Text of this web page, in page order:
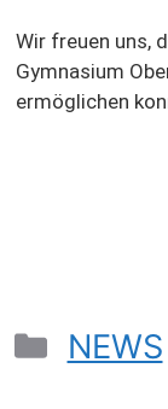
Wir freuen uns,
Gymnasium
ermöglichen
NEWS